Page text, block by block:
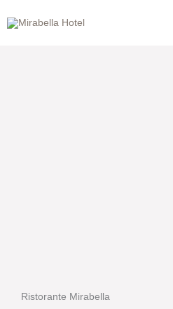
Ristorante Mirabella